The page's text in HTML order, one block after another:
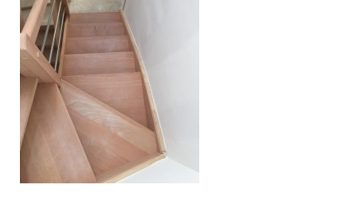
Escalier extérieur
Finitions pour escalier